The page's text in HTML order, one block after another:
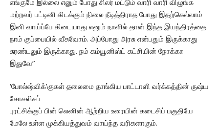
எங்குமே இல்லை எனும் போது சிலர் மட்டும் வாரி வாரி விழுங்க
மற்றவர் பட்டினி கிடக்கும் நிலை நீடித்திராத போது இதற்கெல்லாம்
இனி வாய்ப்பே கிடையாது எனும் நாளில் தான் இந்த இயந்திரத்தை
நாம் குப்பையில் வீசுவோம். அப்போது அரசு என்பதும் இருக்காது
சுரண்டலும் இருக்காது. நம் கம்யூனிஸ்ட் கட்சியின் நோக்கா
இதுவே”
‘போல்ஷ்விக்’குகள் தலைமை தாங்கிய பாட்டாளி வர்க்கத்தின் ருஷ்ய
சோசலிசப்
புரட்சிக்குப் பின் லெனின் ஆற்றிய உரையின் கடைசிப் பகுதியே
மேலே உள்ள முக்கியத்துவம் வாய்ந்த வரிகளாகும்.